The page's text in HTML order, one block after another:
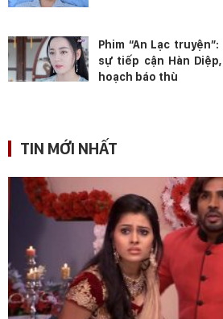
Phim “An Lạc
sự tiếp cận Hàn
hoạch báo thù
TIN MỚI NHẤT